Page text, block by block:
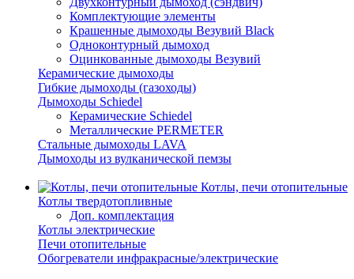
Комплектующие элементы
Крашенные дымоходы Везувий Black
Одноконтурный дымоход
Оцинкованные дымоходы Везувий
Керамические дымоходы
Гибкие дымоходы (газоходы)
Дымоходы Schiedel
Керамические Schiedel
Металлические PERMETER
Стальные дымоходы LAVA
Дымоходы из вулканической пемзы
Котлы, печи отопительные
Котлы твердотопливные
Доп. комплектация
Котлы электрические
Печи отопительные
Обогреватели инфракрасные/электрические